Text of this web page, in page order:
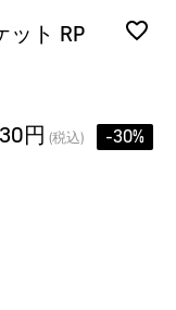
ット RP
円 (税込) -30%